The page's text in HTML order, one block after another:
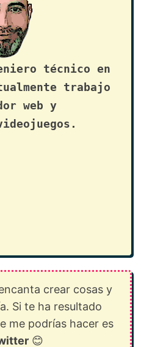
técnico en
trabajo
web y
crear cosas y
Si te ha resultado
me podrías hacer es
😊